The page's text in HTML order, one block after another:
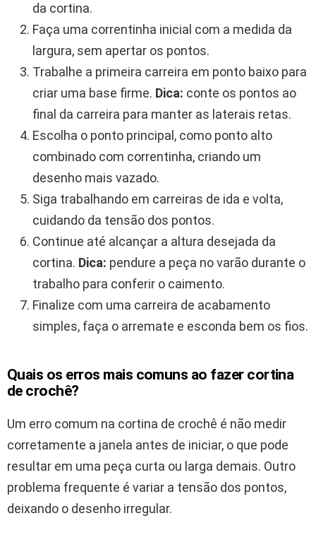
da cortina.
Faça uma correntinha inicial com a medida da
largura, sem apertar os pontos.
Trabalhe a primeira carreira em ponto baixo para
criar uma base firme. Dica: conte os pontos ao
final da carreira para manter as laterais retas.
Escolha o ponto principal, como ponto alto
combinado com correntinha, criando um
desenho mais vazado.
Siga trabalhando em carreiras de ida e volta,
cuidando da tensão dos pontos.
Continue até alcançar a altura desejada da
cortina. Dica: pendure a peça no varão durante o
trabalho para conferir o caimento.
Finalize com uma carreira de acabamento
simples, faça o arremate e esconda bem os fios.
Quais os erros mais comuns ao fazer cortina
de crochê?
Um erro comum na cortina de crochê é não medir
corretamente a janela antes de iniciar, o que pode
resultar em uma peça curta ou larga demais. Outro
problema frequente é variar a tensão dos pontos,
deixando o desenho irregular.